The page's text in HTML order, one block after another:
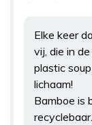
Elke keer
vij, die in
plastic
lichaam!
Bamboe is
recyclebaar.